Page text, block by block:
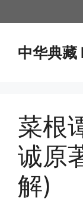
至
中华典藏
菜根
诚原
解)